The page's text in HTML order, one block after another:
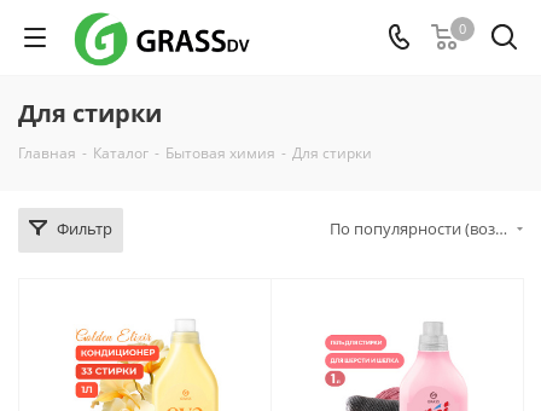
0
Для стирки
Главная - Каталог - Бытовая химия - Для стирки
Фильтр По популярности (возрастание)